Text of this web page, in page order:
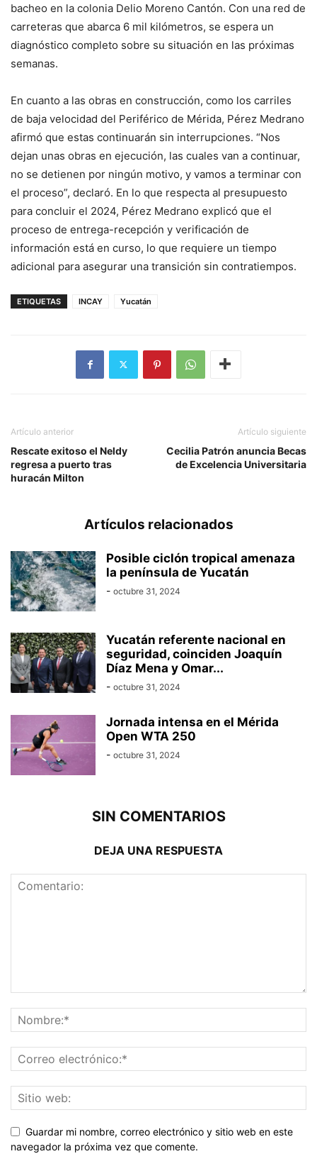
bacheo en la colonia Delio Moreno Cantón. Con una red de
carreteras que abarca 6 mil kilómetros, se espera un
diagnóstico completo sobre su situación en las próximas
semanas.
En cuanto a las obras en construcción, como los carriles
de baja velocidad del Periférico de Mérida, Pérez Medrano
afirmó que estas continuarán sin interrupciones. “Nos
dejan unas obras en ejecución, las cuales van a continuar,
no se detienen por ningún motivo, y vamos a terminar con
el proceso”, declaró. En lo que respecta al presupuesto
para concluir el 2024, Pérez Medrano explicó que el
proceso de entrega-recepción y verificación de
información está en curso, lo que requiere un tiempo
adicional para asegurar una transición sin contratiempos.
ETIQUETAS INCAY Yucatán
Artículo anterior
Rescate exitoso el Neldy
regresa a puerto tras
huracán Milton
Artículo siguiente
Cecilia Patrón anuncia Becas
de Excelencia Universitaria
Artículos relacionados
Posible ciclón tropical amenaza
la península de Yucatán
- octubre 31, 2024
Yucatán referente nacional en
seguridad, coinciden Joaquín
Díaz Mena y Omar...
- octubre 31, 2024
Jornada intensa en el Mérida
Open WTA 250
- octubre 31, 2024
SIN COMENTARIOS
DEJA UNA RESPUESTA
Guardar mi nombre, correo electrónico y sitio web en este
navegador la próxima vez que comente.